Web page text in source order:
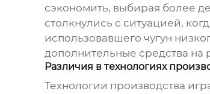
сэкономить, выбирая более
столкнулись с ситуацией,
использовавшего чугун
дополнительные средства на
Различия в технологиях
Технологии производства